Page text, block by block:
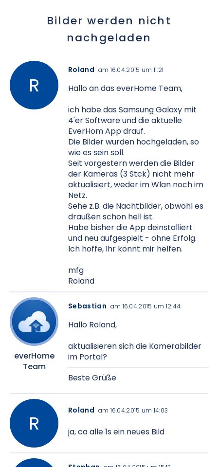
Bilder werden nicht
nachgeladen
Roland am 16.04.2015 um 11:21
Hallo an das everHome Team,
ich habe das Samsung Galaxy mit
4'er Software und die aktuelle
EverHom App drauf.
Die Bilder wurden hochgeladen, so
wie es sein soll.
Seit vorgestern werden die Bilder
der Kameras (3 Stck) nicht mehr
aktualisiert, weder im Wlan noch im
Netz.
Sehe z.B. die Nachtbilder, obwohl es
draußen schon hell ist.
Habe bisher die App deinstalliert
und neu aufgespielt - ohne Erfolg.
Ich hoffe, Ihr könnt mir helfen.
mfg
Roland
everHome
Team
Sebastian am 16.04.2015 um 12:44
Hallo Roland,
aktualisieren sich die Kamerabilder
im Portal?
Beste Grüße
Roland am 16.04.2015 um 14:03
ja, ca alle 1s ein neues Bild